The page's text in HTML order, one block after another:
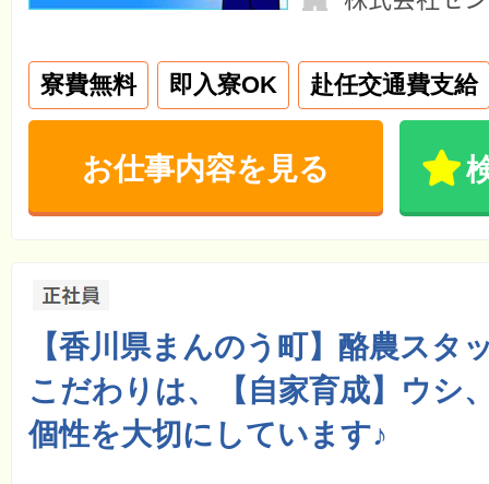
寮費無料 即入寮OK 赴任交通費支給
お仕事内容を見る
【香川県まんのう町】酪農スタ
こだわりは、【自家育成】ウシ
個性を大切にしています♪